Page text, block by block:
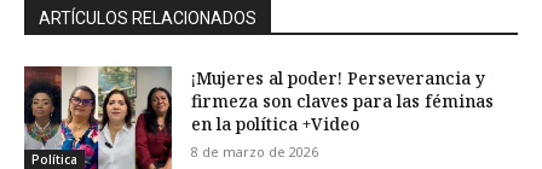
ARTÍCULOS RELACIONADOS
Política
¡Mujeres al poder! Perseverancia y
firmeza son claves para las féminas
en la política +Video
8 de marzo de 2026